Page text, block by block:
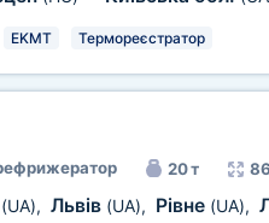
EKMT Термореєстратор
20 т
(UA), Львів (UA), Рівне (UA),